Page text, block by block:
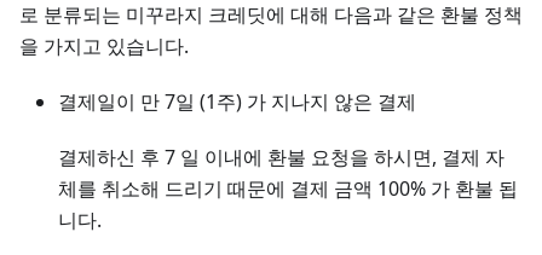
로 분류되는 미꾸라지 크레딧에 대해 다음과 같은 환불 정책
을 가지고 있습니다.
결제일이 만 7일 (1주) 가 지나지 않은 결제
결제하신 후 7 일 이내에 환불 요청을 하시면, 결제 자
체를 취소해 드리기 때문에 결제 금액 100% 가 환불 됩
니다.